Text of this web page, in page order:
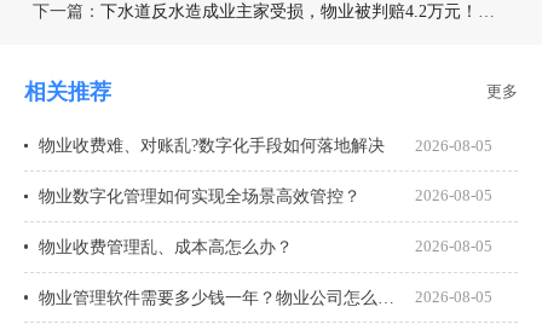
下一篇： 下水道反水造成业主家受损，物业被判赔4.2万元！这些要点需注意
相关推荐 更多
物业收费难、对账乱?数字化手段如何落地解决 2026-08-05
物业数字化管理如何实现全场景高效管控？ 2026-08-05
物业收费管理乱、成本高怎么办？ 2026-08-05
2026-08-05